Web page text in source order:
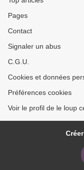
Pages
Contact
Signaler un abus
C.G.U.
Cookies et données
Préférences cookies
Voir le profil de le loup